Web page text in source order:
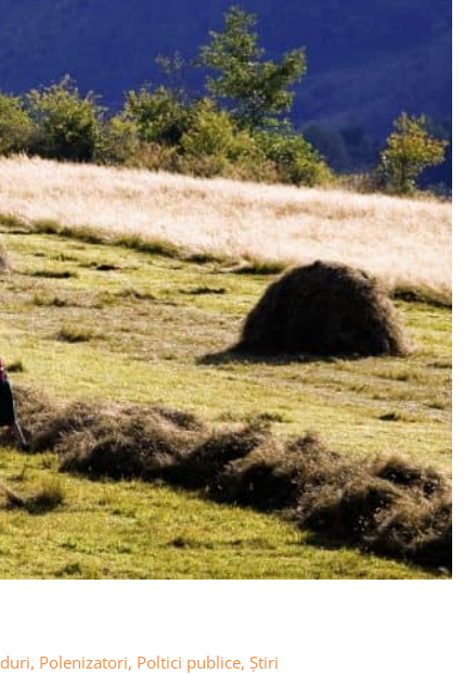
, Polenizatori, Poltici publice, Știri